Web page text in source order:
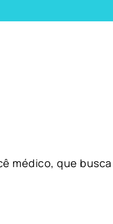
médico, que busca